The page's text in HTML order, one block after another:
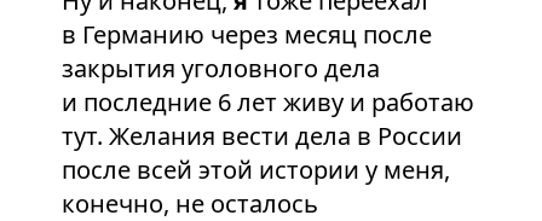
в Германию через месяц после
закрытия уголовного дела
и последние 6 лет живу и работаю
тут. Желания вести дела в России
после всей этой истории у меня,
конечно, не осталось